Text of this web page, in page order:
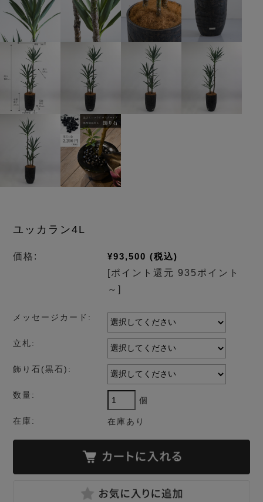
ユッカラン4L
価格: ¥93,500 (税込)
[ポイント還元 935ポイント
～]
メッセージカード:
立札:
飾り石(黒石):
数量:
個
在庫: 在庫あり